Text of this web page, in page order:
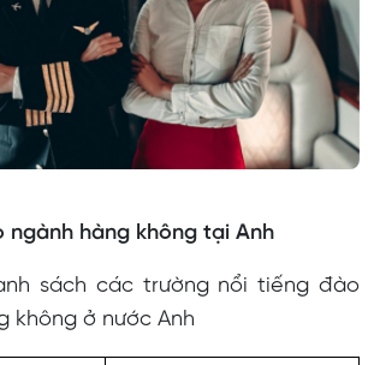
ngành hàng không tại Anh
sách các trường nổi tiếng đào
không ở nước Anh